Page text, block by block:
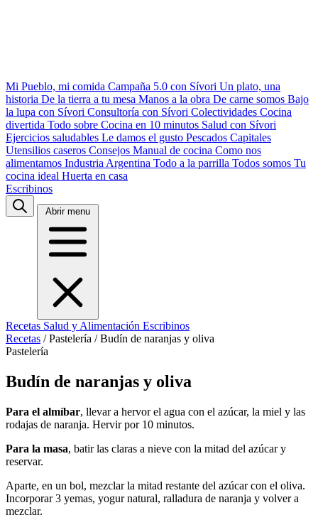
Mi Pueblo, mi comida Campaña 5.0 con Sívori Un plato, una
historia De la tierra a tu mesa Manos a la obra De carne somos Bajo
la lupa con Sívori Consultoría con Sívori Colectividades Cocina
divertida Todo sobre Cocina en 10 minutos Salud con Sívori
Ejercicios saludables Le damos el gusto Pescados Capitales
Utensilios caseros Consejos Manual de cocina Como nos
alimentamos Industria Argentina Todo a la parrilla Todos somos Tu
cocina ideal Huerta en casa
Escribinos
Abrir menu
Recetas Salud y Alimentación Escribinos
Recetas / Pastelería / Budín de naranjas y oliva
Pastelería
Budín de naranjas y oliva
Para el almíbar, llevar a hervor el agua con el azúcar, la miel y las
rodajas de naranja. Hervir por 10 minutos.
Para la masa, batir las claras a nieve con la mitad del azúcar y
reservar.
Aparte, en un bol, mezclar la mitad restante del azúcar con el oliva.
Incorporar 3 yemas, yogur natural, ralladura de naranja y volver a
mezclar.